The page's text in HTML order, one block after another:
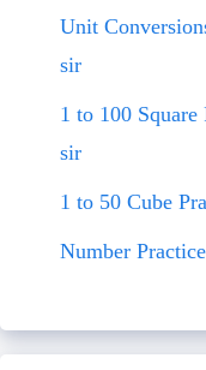
Unit
sir
1 to 100 Square
sir
1 to 50 Cube
Number